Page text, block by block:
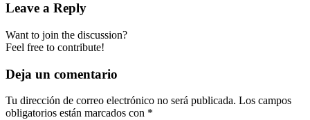
Leave a Reply
Want to join the discussion?
Feel free to contribute!
Deja un comentario
Tu dirección de correo electrónico no será publicada. Los campos
obligatorios están marcados con *